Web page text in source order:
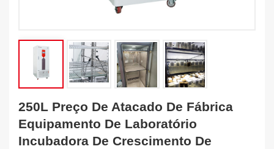
250L Preço De Atacado De Fábrica
Equipamento De Laboratório
Incubadora De Crescimento De